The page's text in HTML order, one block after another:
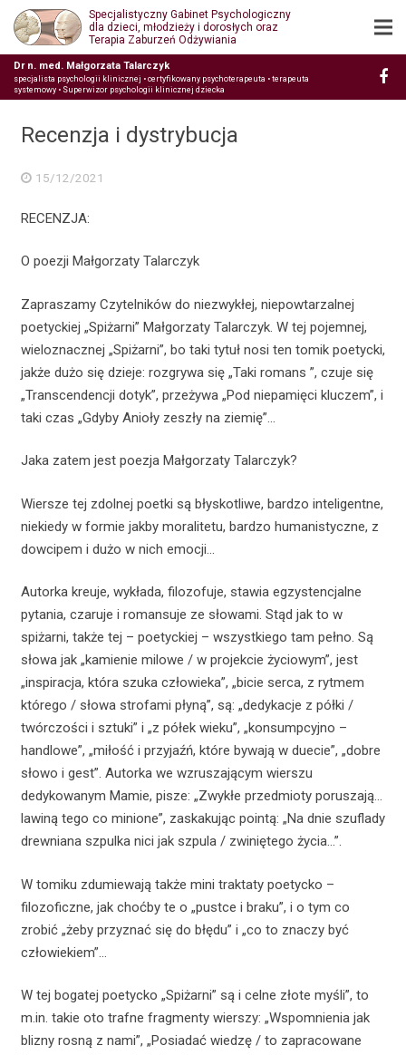
Specjalistyczny Gabinet Psychologiczny
dla dzieci, młodzieży i dorosłych oraz
Terapia Zaburzeń Odżywiania
Dr n. med. Małgorzata Talarczyk
specjalista psychologii klinicznej • certyfikowany psychoterapeuta • terapeuta
systemowy • Superwizor psychologii klinicznej dziecka
Recenzja i dystrybucja
15/12/2021
RECENZJA:
O poezji Małgorzaty Talarczyk
Zapraszamy Czytelników do niezwykłej, niepowtarzalnej
poetyckiej „Spiżarni” Małgorzaty Talarczyk. W tej pojemnej,
wieloznacznej „Spiżarni”, bo taki tytuł nosi ten tomik poetycki,
jakże dużo się dzieje: rozgrywa się „Taki romans ”, czuje się
„Transcendencji dotyk”, przeżywa „Pod niepamięci kluczem”, i
taki czas „Gdyby Anioły zeszły na ziemię”…
Jaka zatem jest poezja Małgorzaty Talarczyk?
Wiersze tej zdolnej poetki są błyskotliwe, bardzo inteligentne,
niekiedy w formie jakby moralitetu, bardzo humanistyczne, z
dowcipem i dużo w nich emocji…
Autorka kreuje, wykłada, filozofuje, stawia egzystencjalne
pytania, czaruje i romansuje ze słowami. Stąd jak to w
spiżarni, także tej – poetyckiej – wszystkiego tam pełno. Są
słowa jak „kamienie milowe / w projekcie życiowym”, jest
„inspiracja, która szuka człowieka”, „bicie serca, z rytmem
którego / słowa strofami płyną”, są: „dedykacje z półki /
twórczości i sztuki” i „z półek wieku”, „konsumpcyjno –
handlowe”, „miłość i przyjaźń, które bywają w duecie”, „dobre
słowo i gest”. Autorka we wzruszającym wierszu
dedykowanym Mamie, pisze: „Zwykłe przedmioty poruszają…
lawiną tego co minione”, zaskakując pointą: „Na dnie szuflady
drewniana szpulka nici jak szpula / zwiniętego życia…”.
W tomiku zdumiewają także mini traktaty poetycko –
filozoficzne, jak choćby te o „pustce i braku”, i o tym co
zrobić „żeby przyznać się do błędu” i „co to znaczy być
człowiekiem”…
W tej bogatej poetycko „Spiżarni” są i celne złote myśli”, to
m.in. takie oto trafne fragmenty wierszy: „Wspomnienia jak
blizny rosną z nami”, „Posiadać wiedzę / to zapracowane